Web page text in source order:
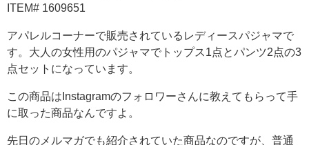
ITEM# 1609651
アパレルコーナーで販売されているレディースパジャマで
す。大人の女性用のパジャマでトップス1点とパンツ2点の3
点セットになっています。
この商品はInstagramのフォロワーさんに教えてもらって手
に取った商品なんですよ。
先日のメルマガでも紹介されていた商品なのですが、普通